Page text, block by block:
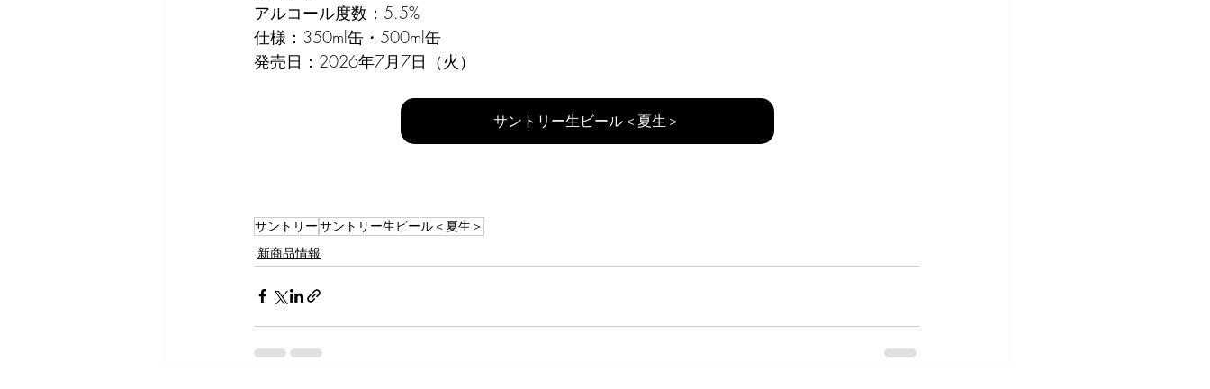
アルコール度数：5.5%
仕様：350ml缶・500ml缶
発売日：2026年7月7日（火）
サントリー生ビール＜夏生＞
サントリーサントリー生ビール＜夏生＞
新商品情報